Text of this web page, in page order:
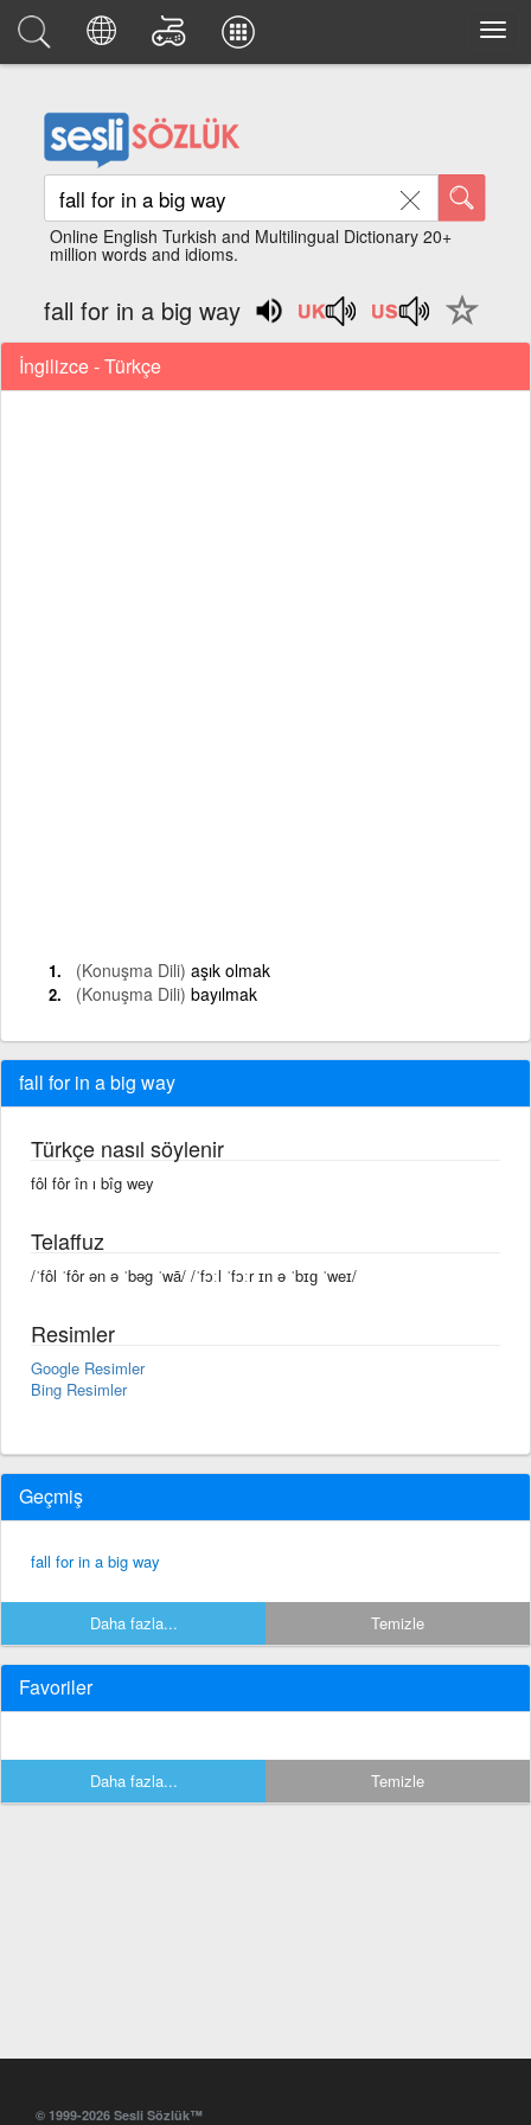
Online English Turkish and Multilingual Dictionary 20+
million words and idioms.
fall for in a big way
İngilizce - Türkçe
(Konuşma Dili) aşık olmak
(Konuşma Dili) bayılmak
fall for in a big way
Türkçe nasıl söylenir
fôl fôr în ı bîg wey
Telaffuz
/ˈfôl ˈfôr ən ə ˈbəg ˈwā/ /ˈfɔːl ˈfɔːr ɪn ə ˈbɪɡ ˈweɪ/
Resimler
Google Resimler
Bing Resimler
Geçmiş
fall for in a big way
Daha fazla... Temizle
Favoriler
Daha fazla... Temizle
© 1999-2026 Sesli Sözlük™